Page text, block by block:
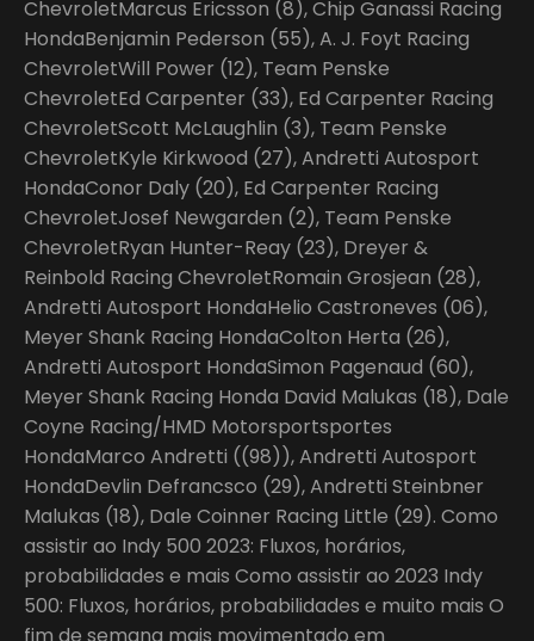
ChevroletMarcus Ericsson (8), Chip Ganassi Racing
HondaBenjamin Pederson (55), A. J. Foyt Racing
ChevroletWill Power (12), Team Penske
ChevroletEd Carpenter (33), Ed Carpenter Racing
ChevroletScott McLaughlin (3), Team Penske
ChevroletKyle Kirkwood (27), Andretti Autosport
HondaConor Daly (20), Ed Carpenter Racing
ChevroletJosef Newgarden (2), Team Penske
ChevroletRyan Hunter-Reay (23), Dreyer &
Reinbold Racing ChevroletRomain Grosjean (28),
Andretti Autosport HondaHelio Castroneves (06),
Meyer Shank Racing HondaColton Herta (26),
Andretti Autosport HondaSimon Pagenaud (60),
Meyer Shank Racing Honda David Malukas (18), Dale
Coyne Racing/HMD Motorsportsportes
HondaMarco Andretti ((98)), Andretti Autosport
HondaDevlin Defrancsco (29), Andretti Steinbner
Malukas (18), Dale Coinner Racing Little (29). Como
assistir ao Indy 500 2023: Fluxos, horários,
probabilidades e mais Como assistir ao 2023 Indy
500: Fluxos, horários, probabilidades e muito mais O